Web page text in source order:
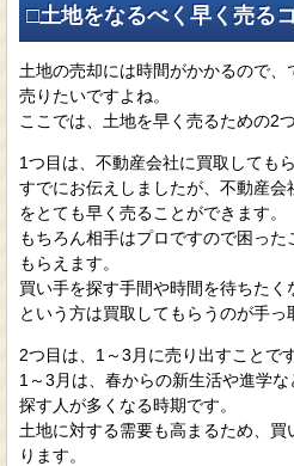
□土地をなるべく早く売る
土地の売却には時間がかかるので、
売りたいですよね。
ここでは、土地を早く売るための2
1つ目は、不動産会社に買取しても
すでにお伝えしましたが、不動産
をとても早く売ることができます。
もちろん相手はプロですので困っ
もらえます。
買い手を探す手間や時間を待ちた
という方は買取してもらうのが手っ
2つ目は、1～3月に売り出すことです
1～3月は、春からの新生活や進学
探す人が多くなる時期です。
土地に対する需要も高まるため、買
ります。